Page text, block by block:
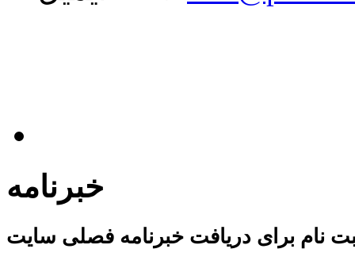
خبرنامه
نام برای دریافت خبرنامه فصلی سایت